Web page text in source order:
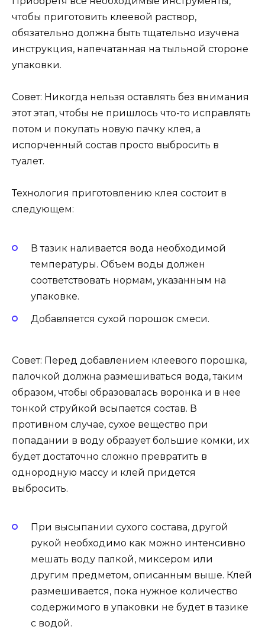
чтобы приготовить клеевой раствор,
обязательно должна быть тщательно изучена
инструкция, напечатанная на тыльной стороне
упаковки.
Совет: Никогда нельзя оставлять без внимания
этот этап, чтобы не пришлось что-то исправлять
потом и покупать новую пачку клея, а
испорченный состав просто выбросить в
туалет.
Технология приготовлению клея состоит в
следующем:
В тазик наливается вода необходимой
температуры. Объем воды должен
соответствовать нормам, указанным на
упаковке.
Добавляется сухой порошок смеси.
Совет: Перед добавлением клеевого порошка,
палочкой должна размешиваться вода, таким
образом, чтобы образовалась воронка и в нее
тонкой струйкой всыпается состав. В
противном случае, сухое вещество при
попадании в воду образует большие комки, их
будет достаточно сложно превратить в
однородную массу и клей придется
выбросить.
При высыпании сухого состава, другой
рукой необходимо как можно интенсивно
мешать воду палкой, миксером или
другим предметом, описанным выше. Клей
размешивается, пока нужное количество
содержимого в упаковки не будет в тазике
с водой.